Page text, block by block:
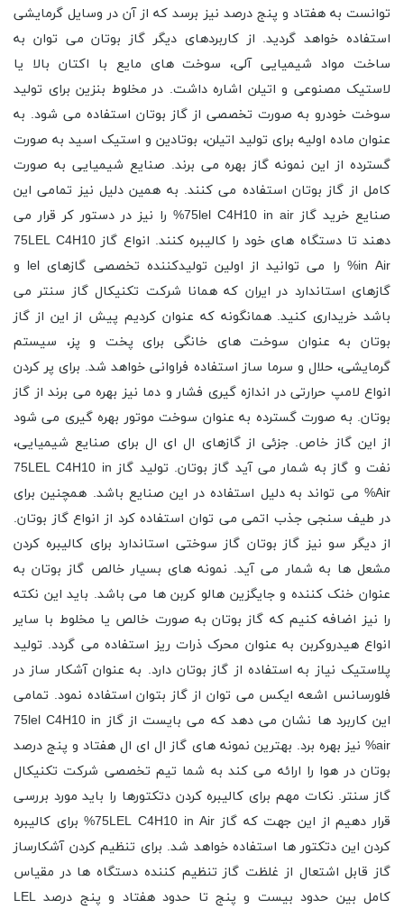
توانست به هفتاد و پنج درصد نیز برسد که از آن در وسایل گرمایشی
استفاده خواهد گردید. از کاربردهای دیگر گاز بوتان می ‌توان به
ساخت مواد شیمیایی آلی، سوخت ‌های مایع با اکتان بالا یا
لاستیک مصنوعی و اتیلن اشاره داشت. در مخلوط بنزین برای تولید
سوخت خودرو به صورت تخصصی از گاز بوتان استفاده می شود. به
عنوان ماده اولیه برای تولید اتیلن، بوتادین و استیک اسید به صورت
گسترده از این نمونه گاز بهره می برند. صنایع شیمیایی به صورت
کامل از گاز بوتان استفاده می کنند. به همین دلیل نیز تمامی این
صنایع خرید گاز 75lel C4H10 in air% را نیز در دستور کر قرار می
دهند تا دستگاه های خود را کالیبره کنند. انواع گاز 75LEL C4H10
in Air% را می توانید از اولین تولیدکننده تخصصی گازهای lel و
گازهای استاندارد در ایران که همانا شرکت تکنیکال گاز سنتر می
باشد خریداری کنید. همانگونه که عنوان کردیم پیش از این از گاز
بوتان به عنوان سوخت های خانگی برای پخت و پز، سیستم
گرمایشی، حلال و سرما ساز استفاده فراوانی خواهد شد. برای پر کردن
انواع لامپ حرارتی در اندازه گیری فشار و دما نیز بهره می برند از گاز
بوتان. به صورت گسترده به عنوان سوخت موتور بهره گیری می شود
از این گاز خاص. جزئی از گازهای ال ای ال برای صنایع شیمیایی،
نفت و گاز به شمار می آید گاز بوتان. تولید گاز 75LEL C4H10 in
Air% می تواند به دلیل استفاده در این صنایع باشد. همچنین برای
در طیف سنجی جذب اتمی می توان استفاده کرد از انواع گاز بوتان.
از دیگر سو نیز گاز بوتان گاز سوختی استاندارد برای کالیبره کردن
مشعل ‌ها به شمار می آید. نمونه های بسیار خالص گاز بوتان به
عنوان خنک کننده و جایگزین هالو کربن ها می باشد. باید این نکته
را نیز اضافه کنیم که گاز بوتان به صورت خالص یا مخلوط با سایر
انواع هیدروکربن به عنوان محرک ذرات ریز استفاده می گردد. تولید
پلاستیک نیاز به استفاده از گاز بوتان دارد. به عنوان آشکار ساز در
فلورسانس اشعه ایکس می توان از گاز بتوان استفاده نمود. تمامی
این کاربرد ها نشان می دهد که می بایست از گاز 75lel C4H10 in
air% نیز بهره برد. بهترین نمونه های گاز ال ای ال هفتاد و پنج درصد
بوتان در هوا را ارائه می کند به شما تیم تخصصی شرکت تکنیکال
گاز سنتر. نکات مهم برای کالیبره کردن دتکتورها را باید مورد بررسی
قرار دهیم از این جهت که گاز 75LEL C4H10 in Air% برای کالیبره
کردن این دتکتور ها استفاده خواهد شد. برای تنظیم کردن آشکارساز
گاز قابل اشتعال از غلظت گاز تنظیم کننده دستگاه ها در مقیاس
کامل بین حدود بیست و پنج تا حدود هفتاد و پنج درصد LEL